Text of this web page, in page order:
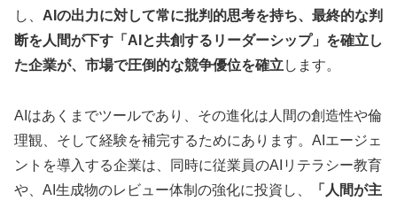
し、 AIの出力に対して常に批判的思考を持ち、最終的な判
断を人間が下す「AIと共創するリーダーシップ」を確立し
た企業が、市場で圧倒的な競争優位を確立します。
AIはあくまでツールであり、その進化は人間の創造性や倫
理観、そして経験を補完するためにあります。AIエージェ
ントを導入する企業は、同時に従業員のAIリテラシー教育
や、AI生成物のレビュー体制の強化に投資し、
「人間が主